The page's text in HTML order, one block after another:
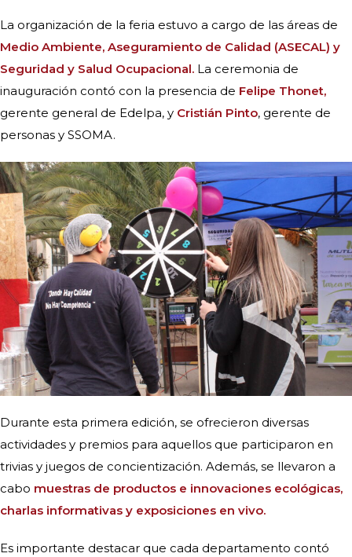
La organización de la feria estuvo a cargo de las áreas de
Medio Ambiente, Aseguramiento de Calidad (ASECAL) y
Seguridad y Salud Ocupacional. La ceremonia de
inauguración contó con la presencia de Felipe Thonet,
gerente general de Edelpa, y Cristián Pinto, gerente de
personas y SSOMA.
Durante esta primera edición, se ofrecieron diversas
actividades y premios para aquellos que participaron en
trivias y juegos de concientización. Además, se llevaron a
cabo muestras de productos e innovaciones ecológicas,
charlas informativas y exposiciones en vivo.
Es importante destacar que cada departamento contó